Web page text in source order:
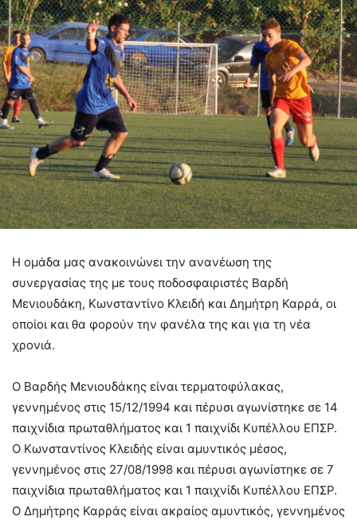
Η ομάδα μας ανακοινώνει την ανανέωση της
συνεργασίας της με τους ποδοσφαιριστές Βαρδή
Μενιουδάκη, Κωνσταντίνο Κλειδή και Δημήτρη Καρρά, οι
οποίοι και θα φορούν την φανέλα της και για τη νέα
χρονιά.
Ο Βαρδής Μενιουδάκης είναι τερματοφύλακας,
γεννημένος στις 15/12/1994 και πέρυσι αγωνίστηκε σε 14
παιχνίδια πρωταθλήματος και 1 παιχνίδι Κυπέλλου ΕΠΣΡ.
Ο Κωνσταντίνος Κλειδής είναι αμυντικός μέσος,
γεννημένος στις 27/08/1998 και πέρυσι αγωνίστηκε σε 7
παιχνίδια πρωταθλήματος και 1 παιχνίδι Κυπέλλου ΕΠΣΡ.
Ο Δημήτρης Καρράς είναι ακραίος αμυντικός, γεννημένος